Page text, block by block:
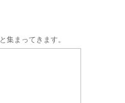
集まってきます。